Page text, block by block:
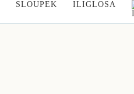
SLOUPEK ILIGLOSA